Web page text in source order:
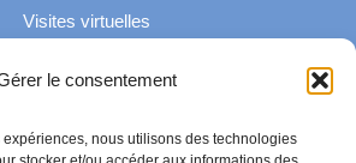
le consentement
nous utilisons des technologies
Visites virtuelles
de visites: 43095